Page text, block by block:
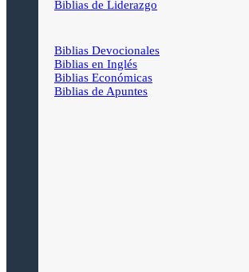
Biblias de Liderazgo
Biblias Devocionales
Biblias en Inglés
Biblias Económicas
Biblias de Apuntes